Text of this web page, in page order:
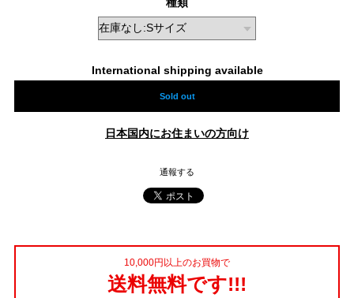
種類
International shipping available
Sold out
日本国内にお住まいの方向け
通報する
10,000円以上のお買物で
送料無料です!!!